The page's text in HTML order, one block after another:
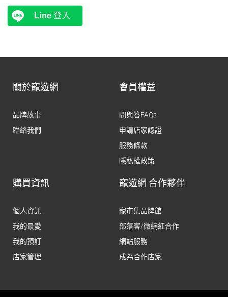
Line 登入
關於寵遊網
品牌故事
聯絡我們
會員權益
問與答FAQs
申請店家認證
服務條款
隱私權政策
購買資訊
個人資訊
我的最愛
我的預訂
店家管理
寵遊網 合作夥伴
寵市集品牌館
部落客/微網紅合作
網站服務
成為合作店家